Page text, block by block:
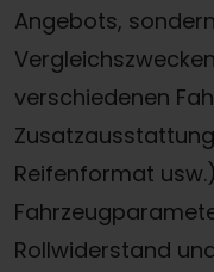
Angebots,
verschiedenen
Reifenformat
Rollwiderstand